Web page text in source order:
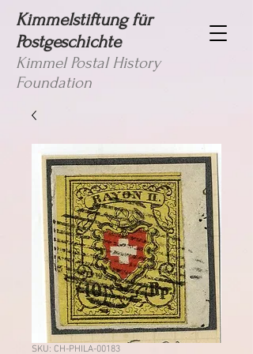
Kimmelstiftung für
Postgeschichte
Kimmel Postal History
Foundation
SKU: CH-PHILA-00183